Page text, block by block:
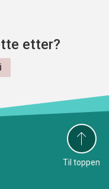
etter?
Til toppen